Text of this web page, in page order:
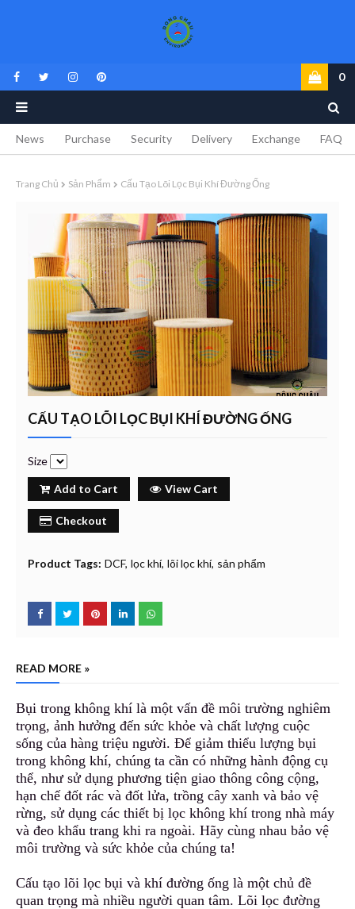
0
News Purchase Security Delivery Exchange FAQ
Trang Chủ Sản Phẩm Cấu Tạo Lõi Lọc Bụi Khí Đường Ống
CẤU TẠO LÕI LỌC BỤI KHÍ ĐƯỜNG ỐNG
Size
Add to Cart View Cart
Checkout
Product Tags: DCF lọc khí lõi lọc khí sản phẩm
READ MORE »
Bụi trong không khí là một vấn đề môi trường nghiêm
trọng, ảnh hưởng đến sức khỏe và chất lượng cuộc
sống của hàng triệu người. Để giảm thiểu lượng bụi
trong không khí, chúng ta cần có những hành động cụ
thể, như sử dụng phương tiện giao thông công cộng,
hạn chế đốt rác và đốt lửa, trồng cây xanh và bảo vệ
rừng, sử dụng các thiết bị lọc không khí trong nhà máy
và đeo khẩu trang khi ra ngoài. Hãy cùng nhau bảo vệ
môi trường và sức khỏe của chúng ta!
Cấu tạo lõi lọc bụi và khí đường ống là một chủ đề
quan trọng mà nhiều người quan tâm. Lõi lọc đường